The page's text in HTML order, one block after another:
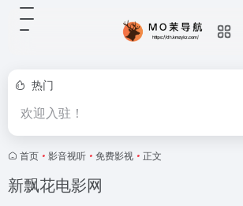
热门
欢迎入驻！
首页 • 影音视听 • 免费影视 • 正文
新飘花电影网